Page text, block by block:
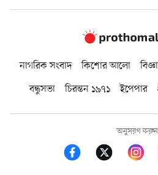
নাগরিক সংবাদ কিশোর আলো
বন্ধুসভা
চিরন্তন ১৯৭১ ইপেপার
অনুসরণ করুন